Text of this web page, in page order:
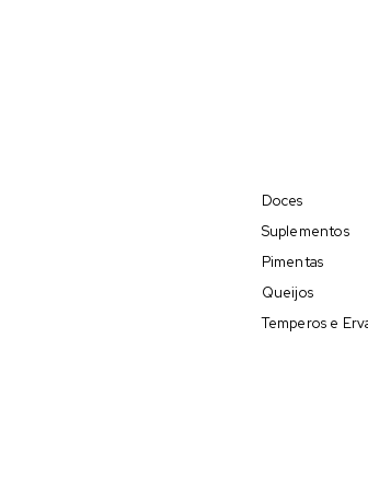
Doces
Suplementos
Pimentas
Queijos
Temperos e